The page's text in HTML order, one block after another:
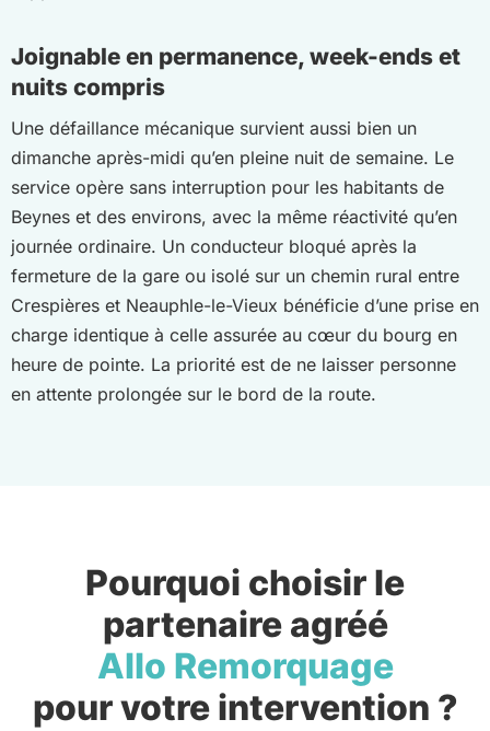
Joignable en permanence, week-ends et
nuits compris
Une défaillance mécanique survient aussi bien un
dimanche après-midi qu’en pleine nuit de semaine. Le
service opère sans interruption pour les habitants de
Beynes et des environs, avec la même réactivité qu’en
journée ordinaire. Un conducteur bloqué après la
fermeture de la gare ou isolé sur un chemin rural entre
Crespières et Neauphle-le-Vieux bénéficie d’une prise en
charge identique à celle assurée au cœur du bourg en
heure de pointe. La priorité est de ne laisser personne
en attente prolongée sur le bord de la route.
Pourquoi choisir le
partenaire agréé
Allo Remorquage
pour votre intervention ?